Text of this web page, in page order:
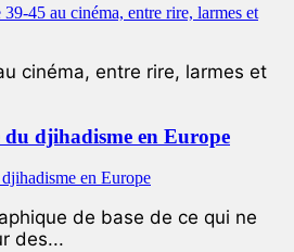
cinéma, entre rire, larmes et
du djihadisme en Europe
de base de ce qui ne
des...